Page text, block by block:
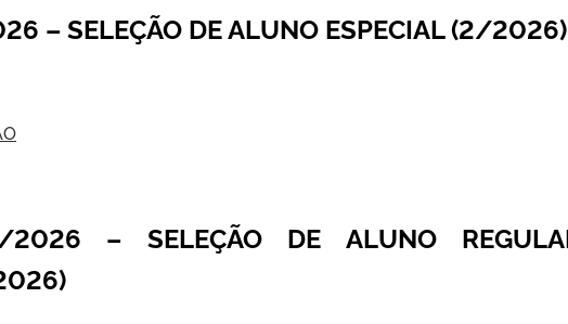
– SELEÇÃO DE ALUNO ESPECIAL (2/2026)
– SELEÇÃO DE ALUNO